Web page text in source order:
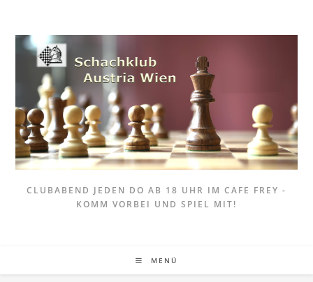
springen
CLUBABEND JEDEN DO AB 18 UHR IM CAFE FREY -
KOMM VORBEI UND SPIEL MIT!
MENÜ